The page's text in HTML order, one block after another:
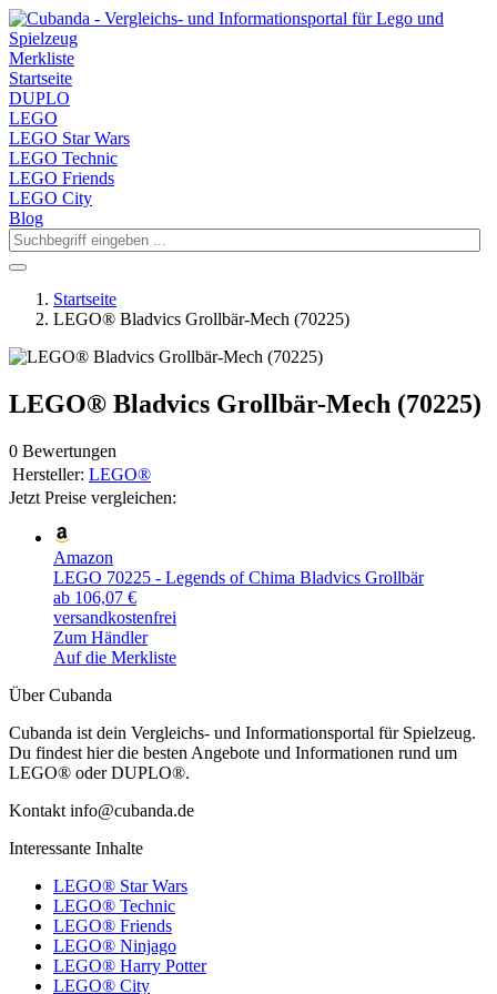
Merkliste
Startseite
DUPLO
LEGO
LEGO Star Wars
LEGO Technic
LEGO Friends
LEGO City
Blog
Startseite
LEGO® Bladvics Grollbär-Mech (70225)
LEGO® Bladvics Grollbär-Mech (70225)
0 Bewertungen
Hersteller: LEGO®
Jetzt Preise vergleichen:
Amazon
LEGO 70225 - Legends of Chima Bladvics Grollbär
ab 106,07 €
versandkostenfrei
Zum Händler
Auf die Merkliste
Über Cubanda
Cubanda ist dein Vergleichs- und Informationsportal für Spielzeug.
Du findest hier die besten Angebote und Informationen rund um
LEGO® oder DUPLO®.
Kontakt info@cubanda.de
Interessante Inhalte
LEGO® Star Wars
LEGO® Technic
LEGO® Friends
LEGO® Ninjago
LEGO® Harry Potter
LEGO® City